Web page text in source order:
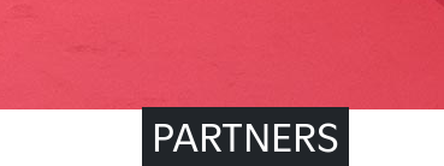
PARTNERS